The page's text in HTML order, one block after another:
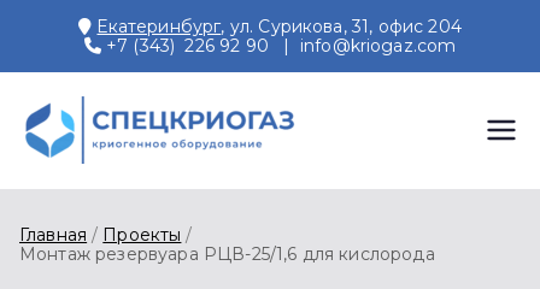
содержимому
Екатеринбург, ул. Сурикова, 31, офис 204
+7 (343) 226 92 90 | info@kriogaz.com
Производство и поставки
Главная
Проекты
Монтаж резервуара РЦВ-25/1,6 для кислорода